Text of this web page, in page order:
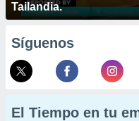
Tailandia.
Síguenos
El Tiempo en tu